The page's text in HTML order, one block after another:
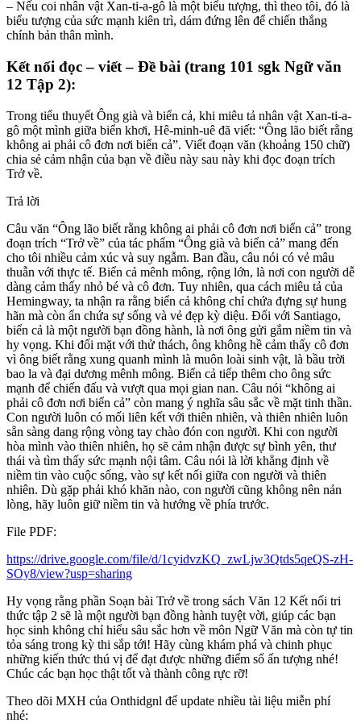
– Nếu coi nhân vật Xan-ti-a-gô là một biểu tượng, thì theo tôi, đó là
biểu tượng của sức mạnh kiên trì, dám đứng lên để chiến thắng
chính bản thân mình.
Kết nối đọc – viết – Đề bài (trang 101 sgk Ngữ văn
12 Tập 2):
Trong tiểu thuyết Ông già và biển cả, khi miêu tả nhân vật Xan-ti-a-
gô một mình giữa biển khơi, Hê-minh-uê đã viết: “Ông lão biết rằng
không ai phải cô đơn nơi biển cả”. Viết đoạn văn (khoảng 150 chữ)
chia sẻ cảm nhận của bạn về điều này sau này khi đọc đoạn trích
Trở về.
Trả lời
Câu văn “Ông lão biết rằng không ai phải cô đơn nơi biển cả” trong
đoạn trích “Trở về” của tác phẩm “Ông già và biển cả” mang đến
cho tôi nhiều cảm xúc và suy ngẫm. Ban đầu, câu nói có vẻ mâu
thuẫn với thực tế. Biển cả mênh mông, rộng lớn, là nơi con người dễ
dàng cảm thấy nhỏ bé và cô đơn. Tuy nhiên, qua cách miêu tả của
Hemingway, ta nhận ra rằng biển cả không chỉ chứa đựng sự hung
hãn mà còn ẩn chứa sự sống và vẻ đẹp kỳ diệu. Đối với Santiago,
biển cả là một người bạn đồng hành, là nơi ông gửi gắm niềm tin và
hy vọng. Khi đối mặt với thử thách, ông không hề cảm thấy cô đơn
vì ông biết rằng xung quanh mình là muôn loài sinh vật, là bầu trời
bao la và đại dương mênh mông. Biển cả tiếp thêm cho ông sức
mạnh để chiến đấu và vượt qua mọi gian nan. Câu nói “không ai
phải cô đơn nơi biển cả” còn mang ý nghĩa sâu sắc về mặt tinh thần.
Con người luôn có mối liên kết với thiên nhiên, và thiên nhiên luôn
sẵn sàng dang rộng vòng tay chào đón con người. Khi con người
hòa mình vào thiên nhiên, họ sẽ cảm nhận được sự bình yên, thư
thái và tìm thấy sức mạnh nội tâm. Câu nói là lời khẳng định về
niềm tin vào cuộc sống, vào sự kết nối giữa con người và thiên
nhiên. Dù gặp phải khó khăn nào, con người cũng không nên nản
lòng, hãy luôn giữ niềm tin và hướng về phía trước.
File PDF:
https://drive.google.com/file/d/1cyidvzKQ_zwLjw3Qtds5qeQS-zH-
SOy8/view?usp=sharing
Hy vọng rằng phần Soạn bài Trở về trong sách Văn 12 Kết nối tri
thức tập 2 sẽ là một người bạn đồng hành tuyệt vời, giúp các bạn
học sinh không chỉ hiểu sâu sắc hơn về môn Ngữ Văn mà còn tự tin
tỏa sáng trong kỳ thi sắp tới! Hãy cùng khám phá và chinh phục
những kiến thức thú vị để đạt được những điểm số ấn tượng nhé!
Chúc các bạn học thật tốt và thành công rực rỡ!
Theo dõi MXH của Onthidgnl để update nhiều tài liệu miễn phí
nhé: